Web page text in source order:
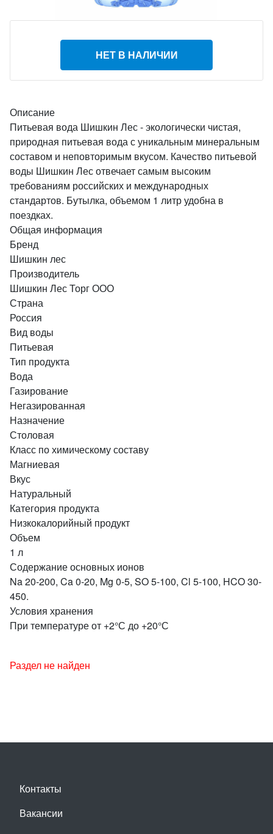
НЕТ В НАЛИЧИИ
Описание
Питьевая вода Шишкин Лес - экологически чистая,
природная питьевая вода с уникальным минеральным
составом и неповторимым вкусом. Качество питьевой
воды Шишкин Лес отвечает самым высоким
требованиям российских и международных
стандартов. Бутылка, объемом 1 литр удобна в
поездках.
Общая информация
Бренд
Шишкин лес
Производитель
Шишкин Лес Торг ООО
Страна
Россия
Вид воды
Питьевая
Тип продукта
Вода
Газирование
Негазированная
Назначение
Столовая
Класс по химическому составу
Магниевая
Вкус
Натуральный
Категория продукта
Низкокалорийный продукт
Объем
1 л
Содержание основных ионов
Na 20-200, Ca 0-20, Mg 0-5, SO 5-100, Cl 5-100, HCO 30-
450.
Условия хранения
При температуре от +2°С до +20°С
Раздел не найден
Контакты
Вакансии